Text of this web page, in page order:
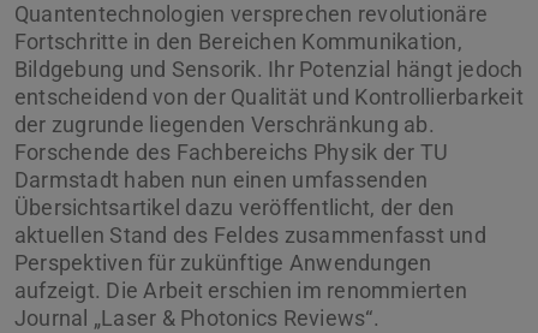
Quantentechnologien versprechen revolutionäre
Fortschritte in den Bereichen Kommunikation,
Bildgebung und Sensorik. Ihr Potenzial hängt jedoch
entscheidend von der Qualität und Kontrollierbarkeit
der zugrunde liegenden Verschränkung ab.
Forschende des Fachbereichs Physik der TU
Darmstadt haben nun einen umfassenden
Übersichtsartikel dazu veröffentlicht, der den
aktuellen Stand des Feldes zusammenfasst und
Perspektiven für zukünftige Anwendungen
aufzeigt. Die Arbeit erschien im renommierten
Journal „Laser & Photonics Reviews“.